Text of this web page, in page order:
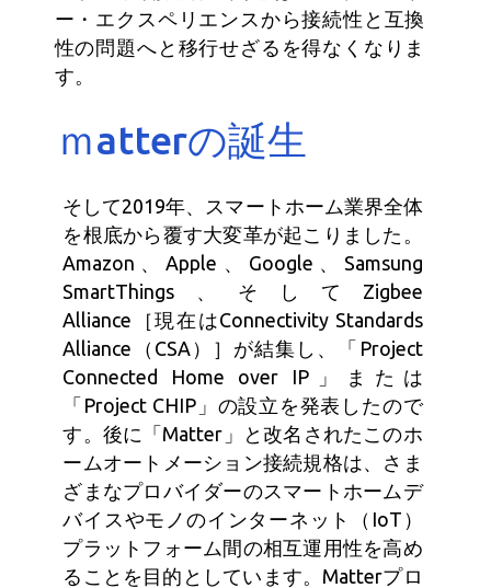
ー・エクスペリエンスから接続性と互換
性の問題へと移行せざるを得なくなりま
す。
ｍatterの誕生
そして2019年、スマートホーム業界全体
を根底から覆す大変革が起こりました。
Amazon、Apple、Google、Samsung
SmartThings、そしてZigbee
Alliance［現在はConnectivity Standards
Alliance（CSA）］が結集し、「Project
Connected Home over IP」または
「Project CHIP」の設立を発表したので
す。後に「Matter」と改名されたこのホ
ームオートメーション接続規格は、さま
ざまなプロバイダーのスマートホームデ
バイスやモノのインターネット（IoT）
プラットフォーム間の相互運用性を高め
ることを目的としています。Matterプロ